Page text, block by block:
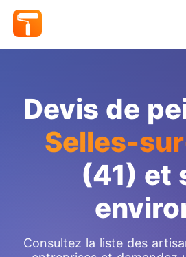
Devis de
Selles-
(41) et
Consultez la liste des